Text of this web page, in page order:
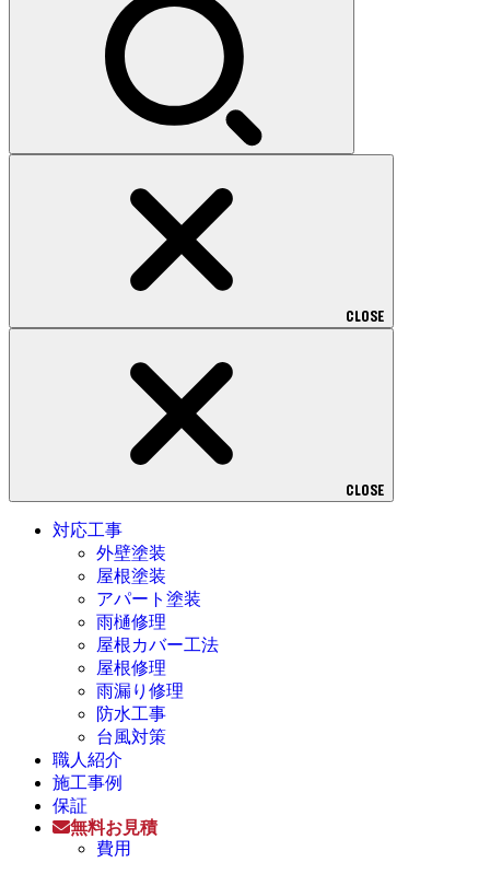
CLOSE
CLOSE
対応工事
外壁塗装
屋根塗装
アパート塗装
雨樋修理
屋根カバー工法
屋根修理
雨漏り修理
防水工事
台風対策
職人紹介
施工事例
保証
無料お見積
費用